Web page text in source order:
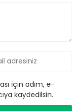
için adım, e-
kaydedilsin.